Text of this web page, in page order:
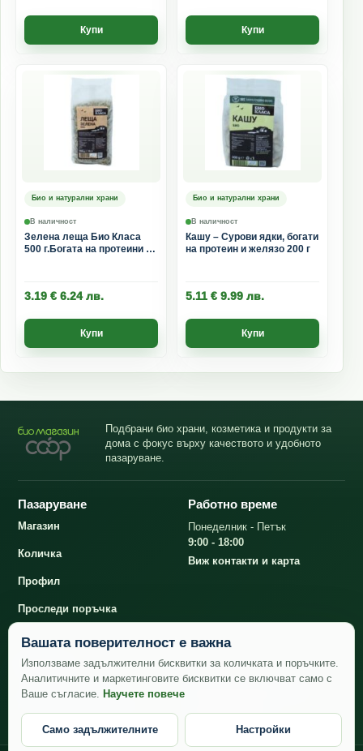
Купи Купи
Био и натурални храни
В наличност
Зелена леща Био Класа
500 г.Богата на протеини и
3.19 € 6.24лв.
Купи
Био и натурални храни
В наличност
Кашу – Сурови ядки, богати
на протеин и желязо 200 г
5.11 € 9.99 лв.
Купи
Подбрани био храни, козметика и продукти за
дома с фокус върху качеството и удобното
пазаруване.
Пазаруване
Магазин
Количка
Профил
Проследи поръчка
Контакти
Био магазин КООП
+359 882 43 80 82
Работно време
Понеделник - Петък
9:00 - 18:00
Виж контакти и карта
Вашата поверителност е важна
Използваме задължителни бисквитки за количката и поръчките.
Аналитичните и маркетинговите бисквитки се включват само с
Ваше съгласие. Научете повече
Само задължителните Настройки